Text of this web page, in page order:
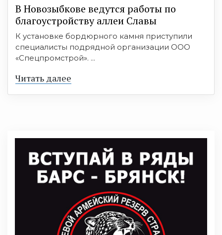
В Новозыбкове ведутся работы по
благоустройству аллеи Славы
К установке бордюрного камня приступили
специалисты подрядной организации ООО
«Спецпромстрой». ...
Читать далее